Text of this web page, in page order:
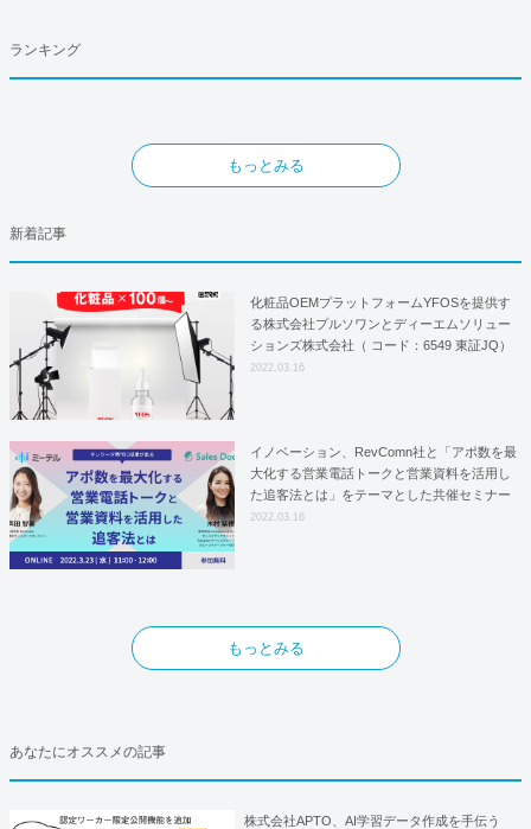
ランキング
もっとみる
新着記事
化粧品OEMプラットフォームYFOSを提供す
る株式会社プルソワンとディーエムソリュー
ションズ株式会社（ コード：6549 東証JQ）
はYFOSにおけるロジスティクスパートナー
2022.03.16
イノベーション、RevComn社と「アポ数を最
大化する営業電話トークと営業資料を活用し
た追客法とは」をテーマとした共催セミナー
を開催！
2022.03.16
もっとみる
あなたにオススメの記事
株式会社APTO、AI学習データ作成を手伝う